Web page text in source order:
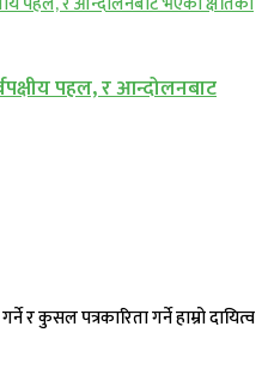
पहल, र आन्दोलनबाट
र कुसल पत्रकारिता गर्ने हाम्रो दायित्व